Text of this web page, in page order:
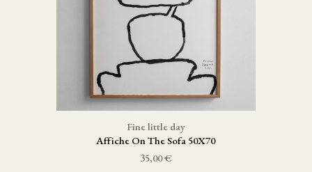
Fine little day
Affiche On The Sofa 50X70
35,00 €